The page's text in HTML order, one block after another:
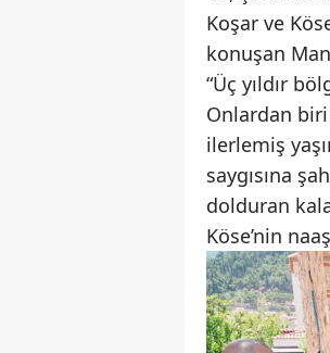
Koşar ve
konuşan
“Üç yıldır
Onlardan
ilerlemiş
saygısına
dolduran
Köse’nin